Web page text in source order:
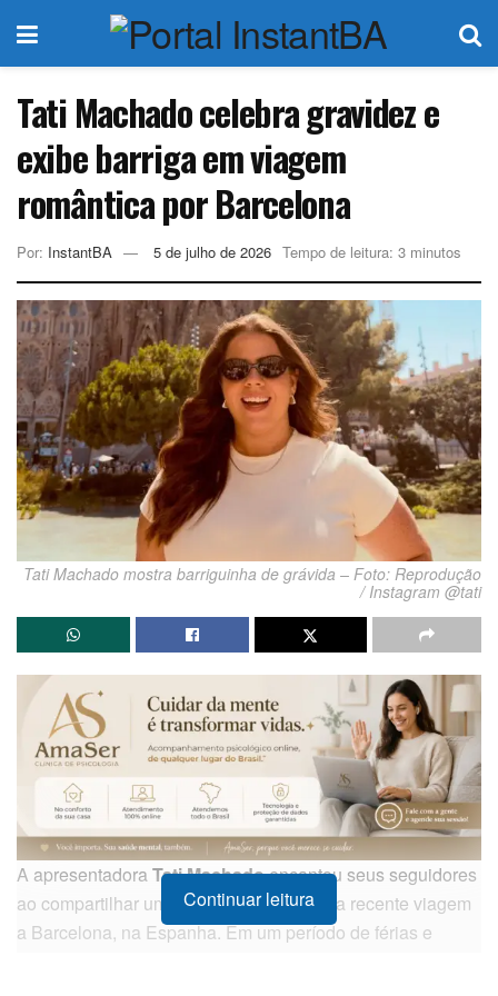
Tati Machado celebra gravidez e
exibe barriga em viagem
romântica por Barcelona
Por: InstantBA 5 de julho de 2026 Tempo de leitura: 3 minutos
Tati Machado mostra barriguinha de grávida – Foto: Reprodução
/ Instagram @tati
A apresentadoraTati Machadoencantou seus seguidores
ao compartilhar um álbum de fotos de sua recente viagem
a Barcelona, na Espanha. Em um período de férias e
Continuar leitura